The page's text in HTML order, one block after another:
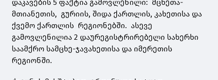
დაკავების 5 ფაქტია გამოვლენილი: მცხეთა-
მთიანეთის, გურიის, შიდა ქართლის, კახეთისა და
ქვემო ქართლის რეგიონებში. ასევე
გამოვლენილია 2 დაურეგისტრირებელი სახერხი
საამქრო სამცხე-ჯავახეთისა და იმერეთის
რეგიონში.